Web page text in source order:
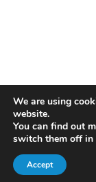
We are using
website.
You can find out
switch them off in
Accept